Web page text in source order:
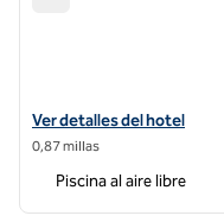
Ver detalles del hotel
Ver detalles del hotel
0,87 millas
Piscina al aire libre